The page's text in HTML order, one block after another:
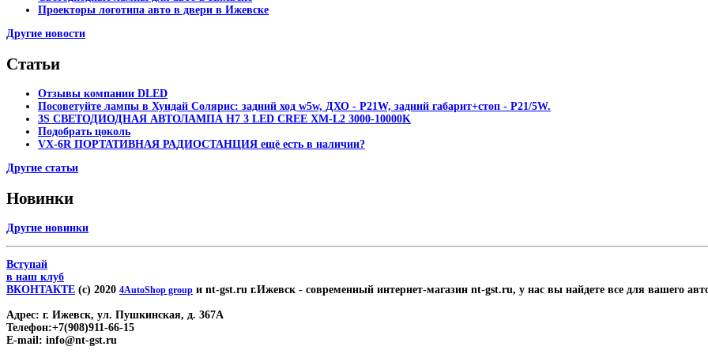
Проекторы логотипа авто в двери в Ижевске
Другие новости
Статьи
Отзывы компании DLED
Посоветуйте лампы в Хундай Солярис: задний ход w5w, ДХО - P21W, задний габарит+стоп - P21/5W.
3S СВЕТОДИОДНАЯ АВТОЛАМПА H7 3 LED CREE XM-L2 3000-10000K
Подобрать цоколь
VX-6R ПОРТАТИВНАЯ РАДИОСТАНЦИЯ ещё есть в наличии?
Другие статьи
Новинки
Другие новинки
Вступай
в наш клуб
ВКОНТАКТЕ (c) 2020 4AutoShop group и nt-gst.ru г.Ижевск - современный интернет-магазин nt-gst.ru, у нас вы найдете все для вашего
Адрес: г. Ижевск, ул. Пушкинская, д. 367А
Телефон:+7(908)911-66-15
E-mail: info@nt-gst.ru